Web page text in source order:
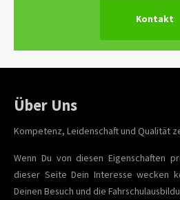
Kontakt
Über Uns
Kompetenz, Leidenschaft und Qualität
Wenn Du von diesen Eigenschaften
dieser Seite Dein Interesse wecken
Deinen Besuch und die